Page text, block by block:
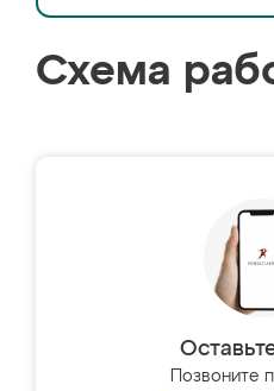
Схема
Позвоните